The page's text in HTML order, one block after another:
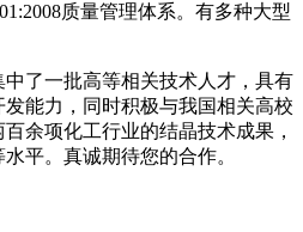
质量管理体系。有多种大型
了一批高等相关技术人才，具有
发能力，同时积极与我国相关高校
余项化工行业的结晶技术成果，
平。真诚期待您的合作。